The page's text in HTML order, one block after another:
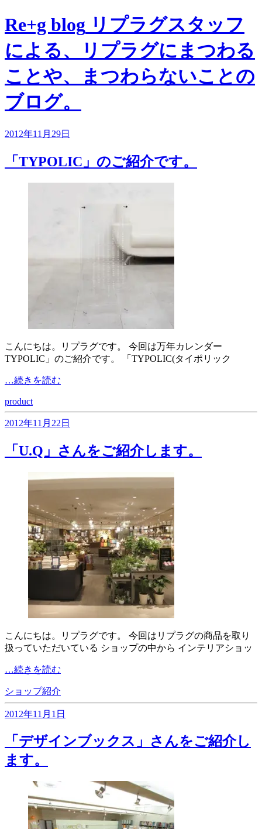
Re+g blog リプラグスタッフ
による、リプラグにまつわる
ことや、まつわらないことの
ブログ。
2012年11月29日
「TYPOLIC」のご紹介です。
こんにちは。リプラグです。 今回は万年カレンダー
TYPOLIC」のご紹介です。 「TYPOLIC(タイポリック
…続きを読む
product
2012年11月22日
「U.Q」さんをご紹介します。
こんにちは。リプラグです。 今回はリプラグの商品を取り
扱っていただいている ショップの中から インテリアショッ
…続きを読む
ショップ紹介
2012年11月1日
「デザインブックス」さんをご紹介し
ます。